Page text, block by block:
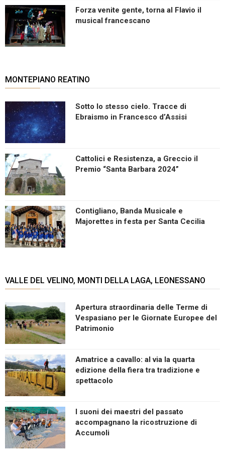
Forza venite gente, torna al Flavio il
musical francescano
MONTEPIANO REATINO
Sotto lo stesso cielo. Tracce di
Ebraismo in Francesco d’Assisi
Cattolici e Resistenza, a Greccio il
Premio “Santa Barbara 2024”
Contigliano, Banda Musicale e
Majorettes in festa per Santa Cecilia
VALLE DEL VELINO, MONTI DELLA LAGA, LEONESSANO
Apertura straordinaria delle Terme di
Vespasiano per le Giornate Europee del
Patrimonio
Amatrice a cavallo: al via la quarta
edizione della fiera tra tradizione e
spettacolo
I suoni dei maestri del passato
accompagnano la ricostruzione di
Accumoli